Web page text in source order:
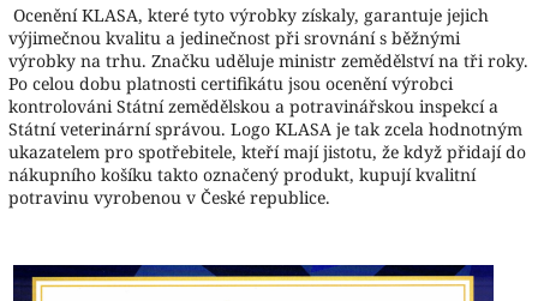
Ocenění KLASA, které tyto výrobky získaly, garantuje jejich
výjimečnou kvalitu a jedinečnost při srovnání s běžnými
výrobky na trhu. Značku uděluje ministr zemědělství na tři roky.
Po celou dobu platnosti certifikátu jsou ocenění výrobci
kontrolováni Státní zemědělskou a potravinářskou inspekcí a
Státní veterinární správou. Logo KLASA je tak zcela hodnotným
ukazatelem pro spotřebitele, kteří mají jistotu, že když přidají do
nákupního košíku takto označený produkt, kupují kvalitní
potravinu vyrobenou v České republice.